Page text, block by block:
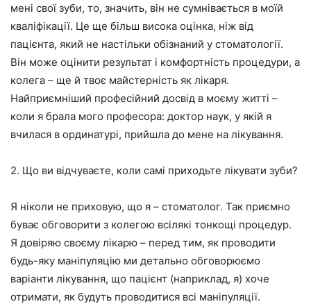
мені свої зуби, то, значить, він не сумнівається в моїй
кваліфікації. Це ще більш висока оцінка, ніж від
пацієнта, який не настільки обізнаний у стоматології.
Він може оцінити результат і комфортність процедури, а
колега – ще й твоє майстерність як лікаря.
Найприємніший професійний досвід в моєму житті –
коли я брала мого професора: доктор наук, у якій я
вчилася в ординатурі, прийшла до мене на лікування.
2. Що ви відчуваєте, коли самі приходьте лікувати зуби?
Я ніколи не приховую, що я – стоматолог. Так приємно
буває обговорити з колегою всілякі тонкощі процедур.
Я довіряю своєму лікарю – перед тим, як проводити
будь-яку маніпуляцію ми детально обговорюємо
варіанти лікування, що пацієнт (наприклад, я) хоче
отримати, як будуть проводитися всі маніпуляції.